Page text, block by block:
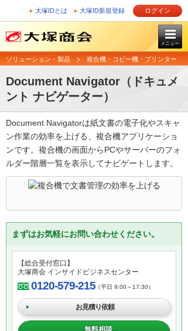
大塚IDとは 大塚ID新規登録 ログイン
メニュー
ソリューション・製品 複合機・コピー機・プリンター
Document Navigator（ドキュメ
ント ナビゲーター）
Document Navigatorは紙文書の電子化やスキャ
ン作業の効率を上げる、複合機アプリケーショ
ンです。複合機の画面からPCやサーバーのフォ
ルダー階層一覧を表示してナビゲートします。
まずはお気軽にお問い合わせください。
【総合受付窓口】
大塚商会 インサイドビジネスセンター
0120-579-215（平日 9:00～17:30）
お見積り依頼
無料相談